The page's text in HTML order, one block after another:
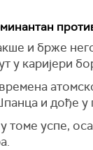
и брже
у каријери
и дође у
томе успе,